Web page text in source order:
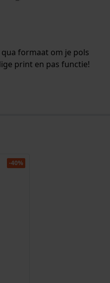
formaat om je pols
print en pas functie!
-40%